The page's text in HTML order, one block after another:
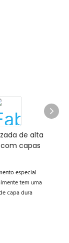
de alta
capas
especial
tem uma
capa dura